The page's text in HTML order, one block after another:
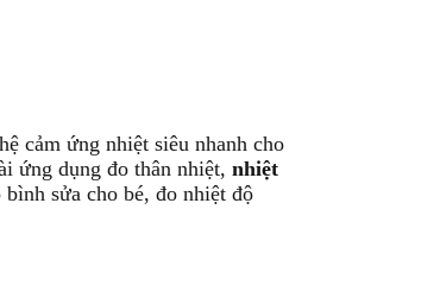
cảm ứng nhiệt siêu nhanh cho
ứng dụng đo thân nhiệt, nhiệt
sửa cho bé, đo nhiệt độ